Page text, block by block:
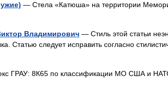
— Стела «Катюша» на территории
Владимирович — Стиль этой статьи
Статью следует исправить согласно
ГРАУ: 8К65 по классификации МО США и